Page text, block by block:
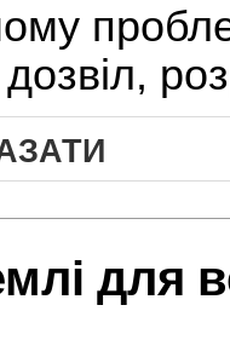
дозвіл,
для